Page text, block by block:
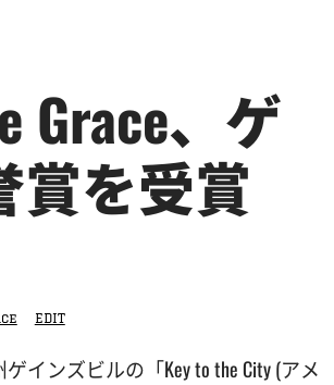
Grace、ゲ
賞を受賞
EDIT
ゲインズビルの「Key to the City (アメ